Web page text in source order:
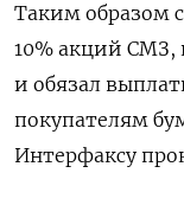
Таким образом
10% акций СМЗ,
и обязал
покупателям
Интерфаксу